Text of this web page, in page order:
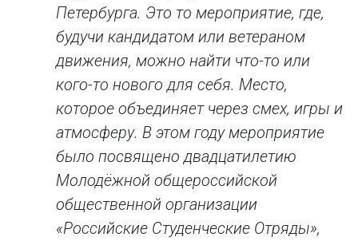
Петербурга. Это то мероприятие, где,
будучи кандидатом или ветераном
движения, можно найти что-то или
кого-то нового для себя. Место,
которое объединяет через смех, игры и
атмосферу. В этом году мероприятие
было посвящено двадцатилетию
Молодёжной общероссийской
общественной организации
«Российские Студенческие Отряды»,